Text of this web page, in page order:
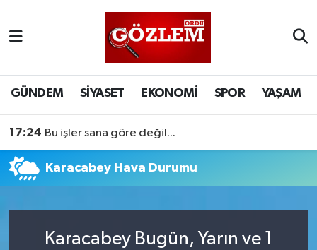
GÜNDEM SİYASET EKONOMİ SPOR YAŞAM
17:24 Bu işler sana göre değil...
Karacabey Hava Durumu
Karacabey Bugün, Yarın ve 1
SİYASET
EKONOMİ
SPOR
EĞİTİM
Ordu Nöbetçi Eczaneler
Ordu Hava Durumu
Ordu Namaz Vakitleri
Ordu Trafik Yoğunluk Haritası
Tüm Manşetler